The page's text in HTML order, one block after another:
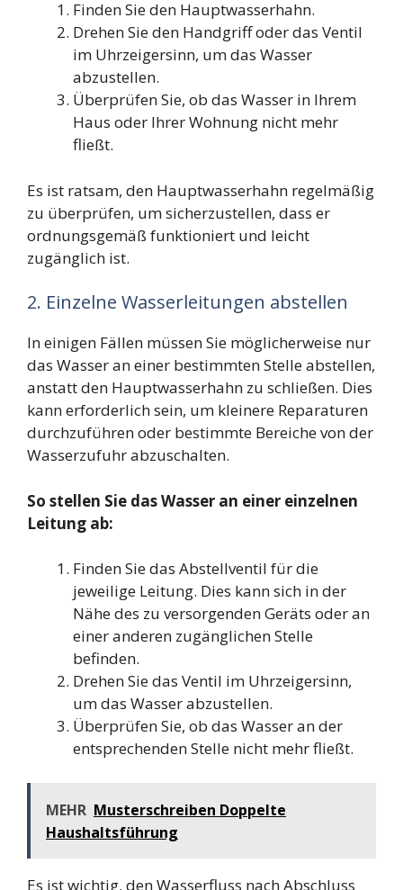
Finden Sie den Hauptwasserhahn.
Drehen Sie den Handgriff oder das Ventil
im Uhrzeigersinn, um das Wasser
abzustellen.
Überprüfen Sie, ob das Wasser in Ihrem
Haus oder Ihrer Wohnung nicht mehr
fließt.
Es ist ratsam, den Hauptwasserhahn regelmäßig
zu überprüfen, um sicherzustellen, dass er
ordnungsgemäß funktioniert und leicht
zugänglich ist.
2. Einzelne Wasserleitungen abstellen
In einigen Fällen müssen Sie möglicherweise nur
das Wasser an einer bestimmten Stelle abstellen,
anstatt den Hauptwasserhahn zu schließen. Dies
kann erforderlich sein, um kleinere Reparaturen
durchzuführen oder bestimmte Bereiche von der
Wasserzufuhr abzuschalten.
So stellen Sie das Wasser an einer einzelnen
Leitung ab:
Finden Sie das Abstellventil für die
jeweilige Leitung. Dies kann sich in der
Nähe des zu versorgenden Geräts oder an
einer anderen zugänglichen Stelle
befinden.
Drehen Sie das Ventil im Uhrzeigersinn,
um das Wasser abzustellen.
Überprüfen Sie, ob das Wasser an der
entsprechenden Stelle nicht mehr fließt.
MEHR Musterschreiben Doppelte
Haushaltsführung
Es ist wichtig, den Wasserfluss nach Abschluss